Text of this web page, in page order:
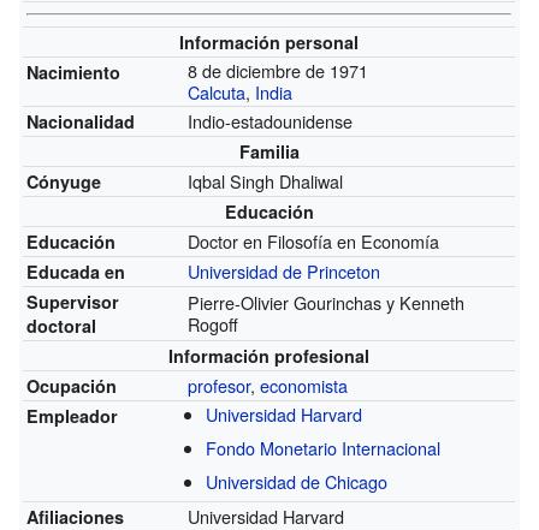
Información personal
Nacimiento
8 de diciembre de 1971
Calcuta, India
Nacionalidad Indio-estadounidense
Familia
Cónyuge
Iqbal Singh Dhaliwal
Educación
Educación
Doctor en Filosofía en Economía
Educada en Universidad de Princeton
Supervisor
doctoral
Pierre-Olivier Gourinchas y Kenneth
Rogoff
Información profesional
Ocupación
profesor,economista
Empleador
Universidad Harvard
Fondo Monetario Internacional
Universidad de Chicago
Afiliaciones Universidad Harvard